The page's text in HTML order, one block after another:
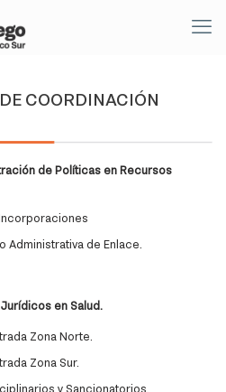
COORDINACIÓN
de Políticas en Recursos
Administrativa de Enlace.
en Salud.
Zona Norte.
Zona Sur.
y Sancionatorios.